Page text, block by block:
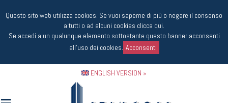
Questo sito web utilizza cookies. Se vuoi saperne di più o negare il consenso
a tutti o ad alcuni cookies clicca qui.
Se accedi a un qualunque elemento sottostante questo banner acconsenti
all'uso dei cookies. Acconsenti
ENGLISH VERSION »